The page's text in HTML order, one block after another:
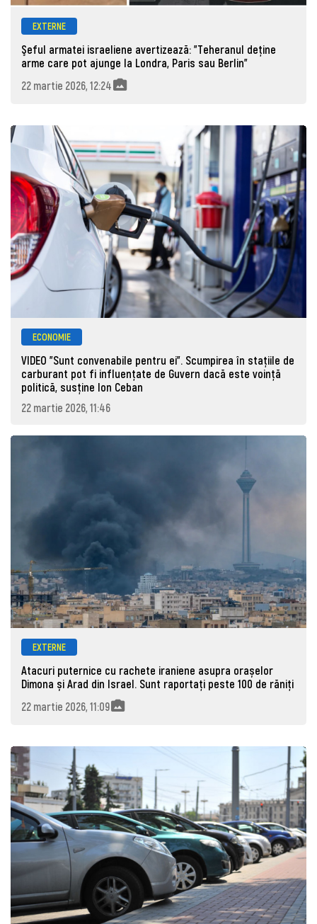
EXTERNE
Şeful armatei israeliene avertizează: "Teheranul deține
arme care pot ajunge la Londra, Paris sau Berlin"
22 martie 2026, 12:24
ECONOMIE
VIDEO "Sunt convenabile pentru ei". Scumpirea în stațiile de
carburant pot fi influențate de Guvern dacă este voință
politică, susține Ion Ceban
22 martie 2026, 11:46
EXTERNE
Atacuri puternice cu rachete iraniene asupra orașelor
Dimona și Arad din Israel. Sunt raportați peste 100 de răniți
22 martie 2026, 11:09